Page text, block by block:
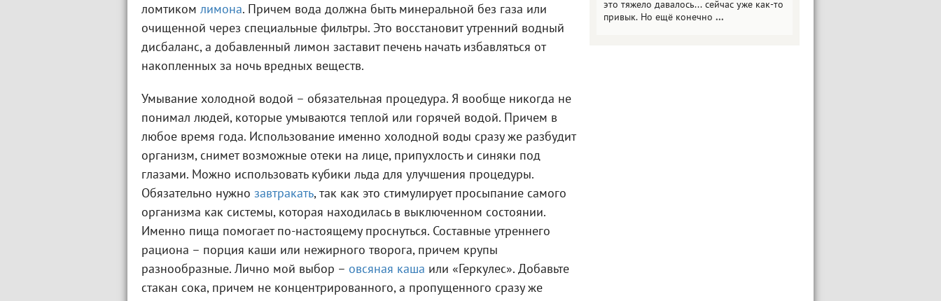
ломтиком лимона. Причем вода должна быть минеральной без газа или
очищенной через специальные фильтры. Это восстановит утренний водный
дисбаланс, а добавленный лимон заставит печень начать избавляться от
накопленных за ночь вредных веществ.
Умывание холодной водой – обязательная процедура. Я вообще никогда не
понимал людей, которые умываются теплой или горячей водой. Причем в
любое время года. Использование именно холодной воды сразу же разбудит
организм, снимет возможные отеки на лице, припухлость и синяки под
глазами. Можно использовать кубики льда для улучшения процедуры.
Обязательно нужно завтракать, так как это стимулирует просыпание самого
организма как системы, которая находилась в выключенном состоянии.
Именно пища помогает по-настоящему проснуться. Составные утреннего
рациона – порция каши или нежирного творога, причем крупы
разнообразные. Лично мой выбор – овсяная каша или «Геркулес». Добавьте
стакан сока, причем не концентрированного, а пропущенного сразу же
это тяжело давалось... сейчас уже как-то
привык. Но ещё конечно ...